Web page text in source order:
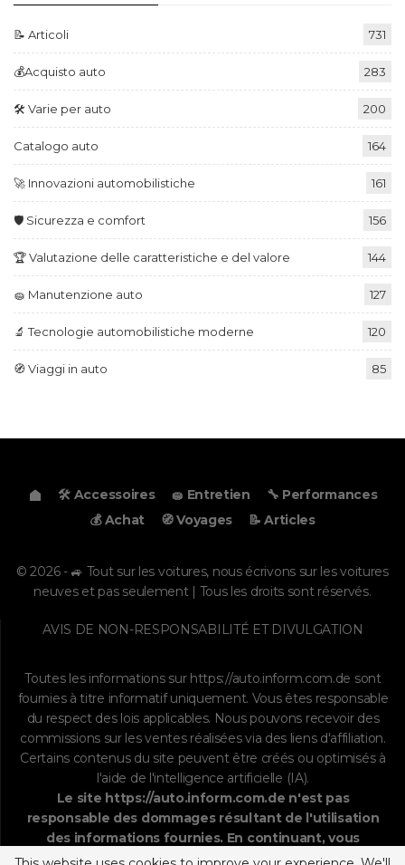
📝 Articoli 731
💰Acquisto auto 283
🛠️ Varie per auto 200
Catalogo auto 164
🚀 Innovazioni automobilistiche 161
🛡️ Sicurezza e comfort 156
🏆 Valutazione delle caratteristiche e del valore 144
🧽 Manutenzione auto 127
🔬 Tecnologie automobilistiche moderne 120
🧭 Viaggi in auto 85
🛠️ Accessoires 🧽 Entretien
🔧 Performances
💰 Achat
🧭 Voyages 📝 Articles
© 2026 - 🚙 Tout sur les voitures, nous écrivons sur les voitures
neuves et pas seulement | Tous les droits sont réservés.
AVIS DE NON-RESPONSABILITÉ ET DIVULGATION
Toutes les informations sur https://auto.inform.com.de sont
fournies à titre informatif uniquement. Vous êtes responsable
du respect des lois applicables. Nous pouvons recevoir des
commissions sur les ventes réalisées via des liens d'affiliation.
Certains contenus du site peuvent être créés ou optimisés à
l'aide de l'intelligence artificielle (IA).
Le site https://auto.inform.com.de n'est pas
responsable des dommages résultant de l'utilisation
des informations fournies. En continuant, vous
acceptez laclause de non-responsabilité, lapolitique